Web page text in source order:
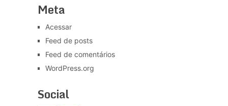
Meta
Acessar
Feed de posts
Feed de comentários
WordPress.org
Social